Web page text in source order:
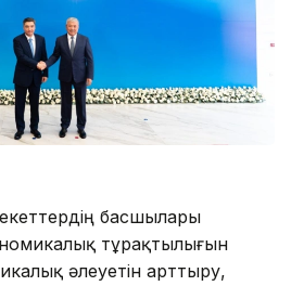
басшылары
тұрақтылығын
әлеуетін арттыру,